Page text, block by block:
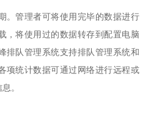
。管理者可将使用完毕的数据进行
，将使用过的数据转存到配置电脑
排队管理系统支持排队管理系统和
项统计数据可通过网络进行远程或
。